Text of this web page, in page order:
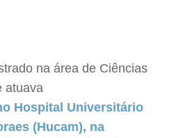
na área de Ciências
atuava
Hospital Universitário
(Hucam), na